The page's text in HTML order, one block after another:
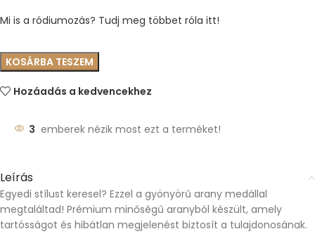
Mi is a ródiumozás? Tudj meg többet róla itt!
KOSÁRBA TESZEM
Hozáadás a kedvencekhez
3 emberek nézik most ezt a terméket!
Leírás
Egyedi stílust keresel? Ezzel a gyönyörű arany medállal
megtaláltad! Prémium minőségű aranyból készült, amely
tartósságot és hibátlan megjelenést biztosít a tulajdonosának.